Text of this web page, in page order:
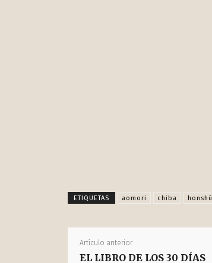
ETIQUETAS aomori chiba honshū
Artículo anterior
EL LIBRO DE LOS 30 DÍAS